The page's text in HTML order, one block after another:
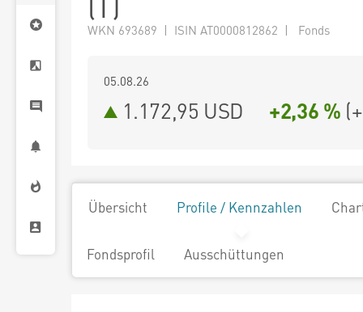
WKN 693689 | ISIN AT0000812862 | Fonds
05.08.26
1.172,95 USD +2,36 % (
Übersicht Profile / Kennzahlen
Fondsprofil Ausschüttungen